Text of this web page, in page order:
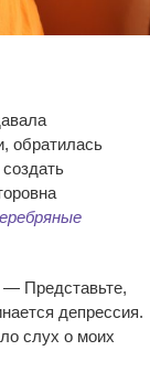
обратилась
— Представьте,
депрессия.
слух о моих